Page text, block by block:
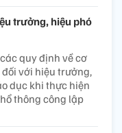
trưởng, hiệu phó
quy định về cơ
với hiệu trưởng,
dục khi thực hiện
thông công lập